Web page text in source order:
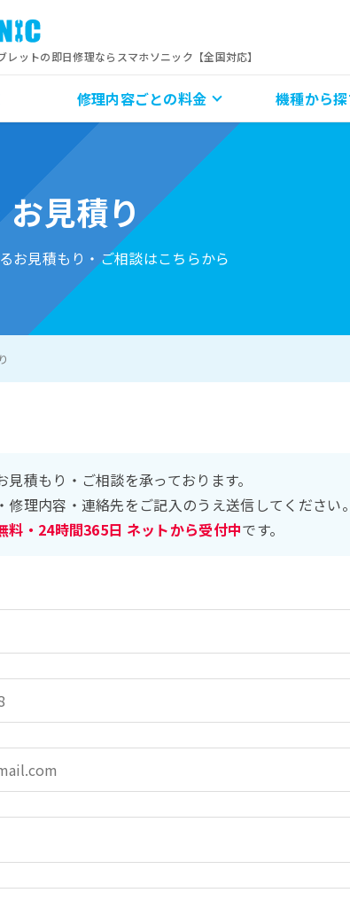
ットの即日修理ならスマホソニック【全国対応】
修理内容ごとの料金 機種から
お見積り
お見積もり・ご相談はこちらから
見積もり・ご相談を承っております。
修理内容・連絡先をご記入のうえ送信してください。
料・24時間365日 ネットから受付中です。